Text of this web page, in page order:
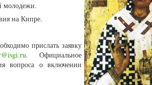
молодежи.
на Кипре.
прислать заявку
. Официальное
вопроса о включении